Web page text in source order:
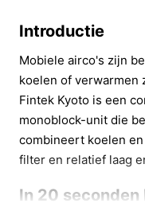
Introductie
Mobiele airco's zijn
koelen of verwarmen
Fintek Kyoto is een
monoblock-unit die
combineert koelen
filter en relatief laag
In 20 seconden